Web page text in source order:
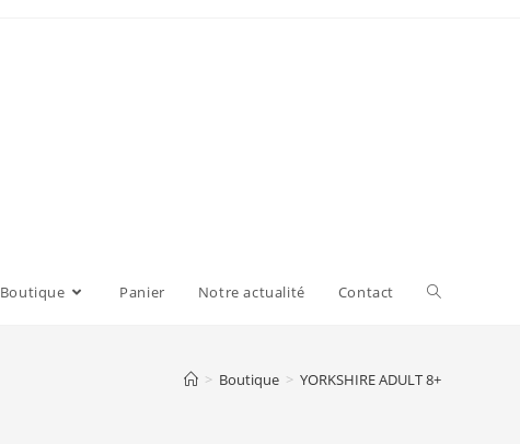
Boutique Panier Notre actualité Contact
> Boutique > YORKSHIRE ADULT 8+